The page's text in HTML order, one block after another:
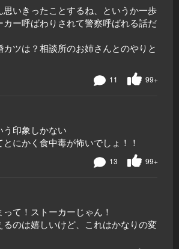
いきったことするね、というか一歩
カー呼ばわりされて警察呼ばれる話だ
ツは？相談所のお姉さんとのやりと
99+
11
印象しかない
にかく食中毒が怖いでしょ！！
99+
13
て！ストーカーじゃん！
るのは嬉しいけど、これはかなりの変